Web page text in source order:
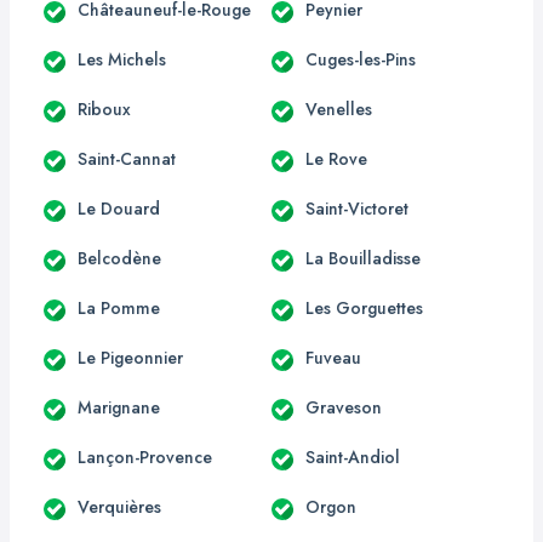
Châteauneuf-le-Rouge Peynier
Les Michels Cuges-les-Pins
Riboux Venelles
Saint-Cannat Le Rove
Le Douard Saint-Victoret
Belcodène La Bouilladisse
La Pomme Les Gorguettes
Le Pigeonnier Fuveau
Marignane Graveson
Lançon-Provence Saint-Andiol
Verquières Orgon